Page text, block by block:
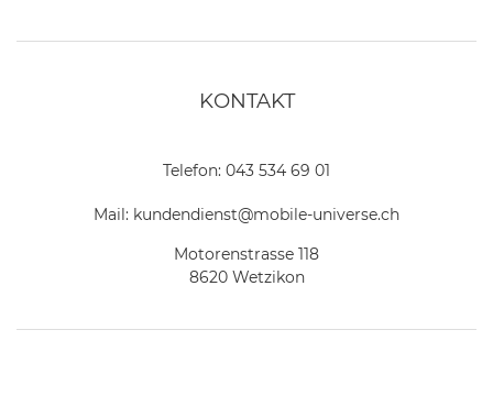
KONTAKT
Telefon: 043 534 69 01
Mail: kundendienst@mobile-universe.ch
Motorenstrasse 118
8620 Wetzikon